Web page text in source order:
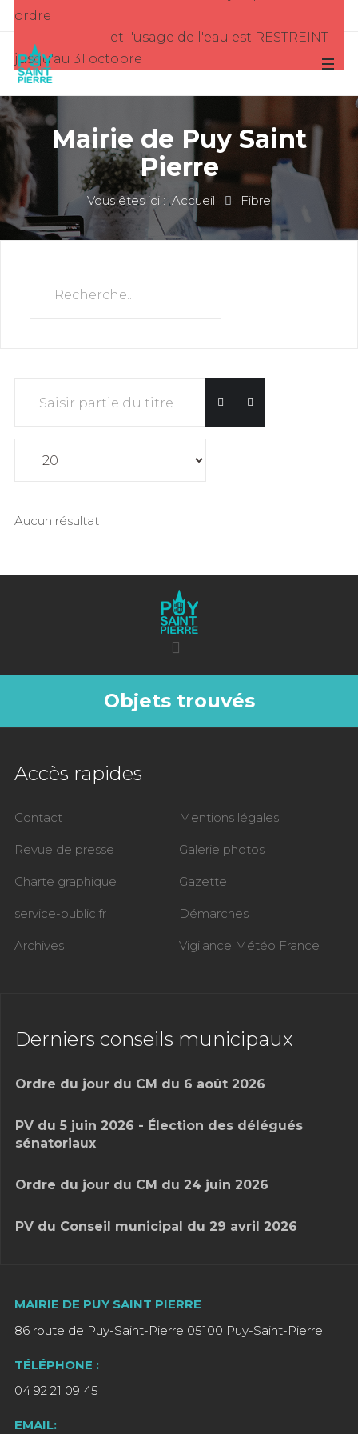
ordre
et l'usage de l'eau est RESTREINT
jusqu'au 31 octobre
Mairie de Puy Saint
Pierre
Vous êtes ici :Accueil Fibre
Aucun résultat
Objets trouvés
Accès rapides
Contact Mentions légales
Revue de presse Galerie photos
Charte graphique Gazette
service-public.fr Démarches
Archives Vigilance Météo France
Derniers conseils municipaux
Ordre du jour du CM du 6 août 2026
PV du 5 juin 2026 - Élection des délégués
sénatoriaux
Ordre du jour du CM du 24 juin 2026
PV du Conseil municipal du 29 avril 2026
MAIRIE DE PUY SAINT PIERRE
86 route de Puy-Saint-Pierre 05100 Puy-Saint-Pierre
TÉLÉPHONE :
04 92 21 09 45
EMAIL: